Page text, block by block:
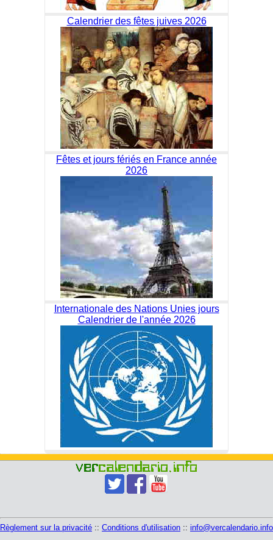
Calendrier des fêtes juives 2026
Fêtes et jours fériés en France année
2026
Internationale des Nations Unies jours
Calendrier de l'année 2026
Règlement sur la privacité :: Conditions d'utilisation :: info@vercalendario.info